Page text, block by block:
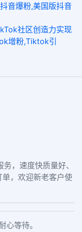
音爆粉,美国版抖音
社区创造力实现
增粉,Tiktok引
，速度快质量好、
，欢迎新老客户使
等待。